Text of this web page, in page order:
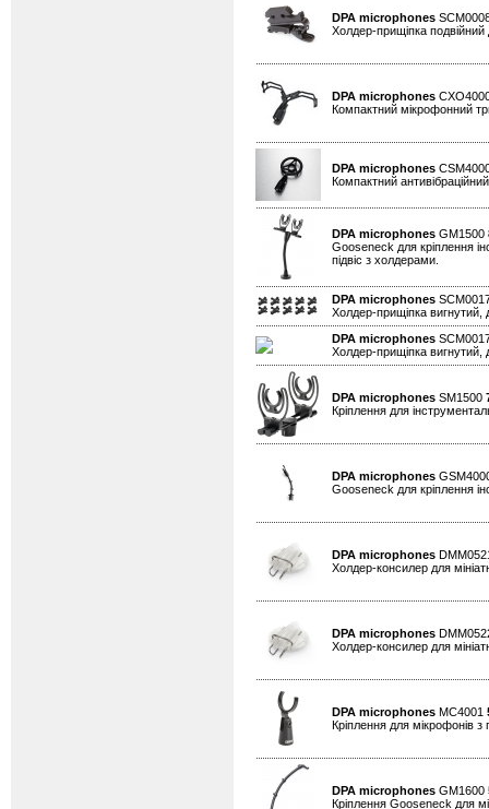
DPA microphones
Холдер-прищіпка подвійний
DPA microphones
Компактний мікрофонний
DPA microphones
Компактний
DPA microphones GM1500
Gooseneck для кріплення
підвіс з холдерами.
DPA microphones
Холдер-прищіпка вигнутий,
DPA microphones
Холдер-прищіпка вигнутий,
DPA microphones SM1500
Кріплення для
DPA microphones
Gooseneck для кріплення
DPA microphones
Холдер-консилер для
DPA microphones
Холдер-консилер для
DPA microphones MC4001
Кріплення для мікрофонів
DPA microphones GM1600
Кріплення Gooseneck для